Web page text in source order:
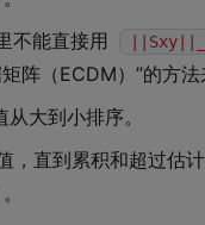
不能直接用
阵（ECDM）”的方
大到小排序。
，直到累积和超过估
。